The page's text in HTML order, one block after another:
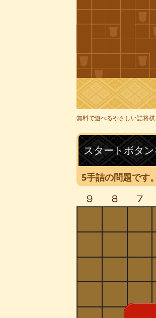
無料で遊べるやさしい詰将棋
スタートボタ
5手詰の問題です。